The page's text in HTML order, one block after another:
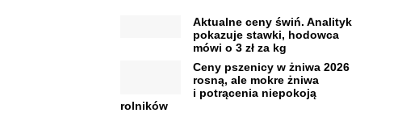
Aktualne ceny świń. Analityk
pokazuje stawki, hodowca
mówi o 3 zł za kg
Ceny pszenicy w żniwa 2026
rosną, ale mokre żniwa
i potrącenia niepokoją
rolników